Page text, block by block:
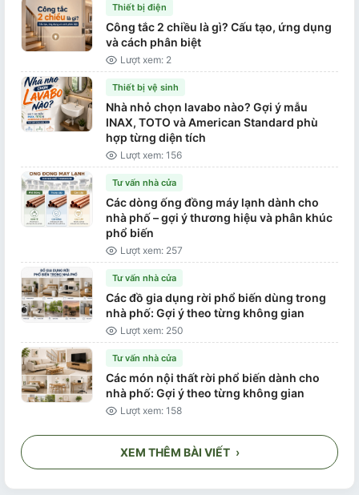
Thiết bị điện
Công tắc 2 chiều là gì? Cấu tạo, ứng dụng
và cách phân biệt
Lượt xem: 2
Thiết bị vệ sinh
Nhà nhỏ chọn lavabo nào? Gợi ý mẫu
INAX, TOTO và American Standard phù
hợp từng diện tích
Lượt xem: 156
Tư vấn nhà cửa
Các dòng ống đồng máy lạnh dành cho
nhà phố – gợi ý thương hiệu và phân khúc
phổ biến
Lượt xem: 257
Tư vấn nhà cửa
Các đồ gia dụng rời phổ biến dùng trong
nhà phố: Gợi ý theo từng không gian
Lượt xem: 250
Tư vấn nhà cửa
Các món nội thất rời phổ biến dành cho
nhà phố: Gợi ý theo từng không gian
Lượt xem: 158
XEM THÊM BÀI VIẾT ›